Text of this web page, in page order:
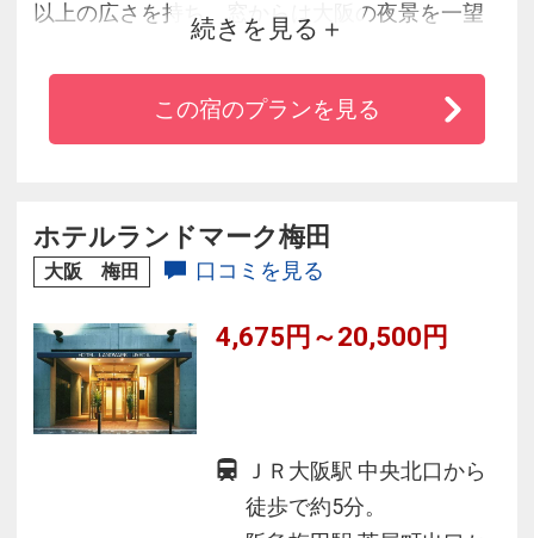
以上の広さを持ち、窓からは大阪の夜景を一望
いただけます。 ベッドはウェスティンホテル＆
リゾーツオリジナル、「雲の上の寝心地」と称
されるヘブンリーベッドを設置し、快適なホテ
ながら、周囲を緑豊かな環境に恵まれていま
す。
続きを見る
この宿のプランを見る
ホテルランドマーク梅田
大阪 梅田 口コミを見る
4,675円～20,500円
ＪＲ大阪駅 中央北口から
徒歩で約5分。